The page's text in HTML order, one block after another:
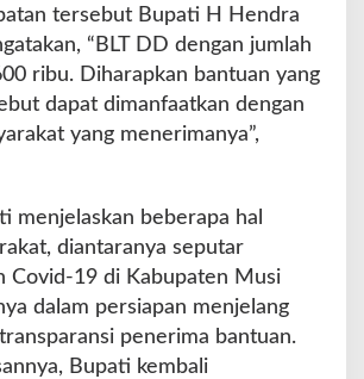
i
n
a
D
s
e
k
a
i
g
u
tersebut Bupati H Hendra
“BLT DD dengan jumlah
ribu. Diharapkan bantuan yang
dapat dimanfaatkan dengan
yang menerimanya”,
menjelaskan beberapa hal
diantaranya seputar
Covid-19 di Kabupaten Musi
dalam persiapan menjelang
penerima bantuan.
Bupati kembali